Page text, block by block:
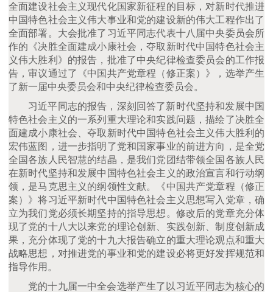
全面建设社会主义现代化国家新征程的目标，对新时代推进
中国特色社会主义伟大事业和党的建设新的伟大工程作出了
全面部署。大会批准了习近平同志代表十八届中央委员会所
作的《决胜全面建成小康社会，夺取新时代中国特色社会主
义伟大胜利》的报告，批准了中央纪律检查委员会的工作报
告，审议通过了《中国共产党章程（修正案）》，选举产生
了新一届中央委员会和中央纪律检查委员会。
习近平同志的报告，深刻回答了新时代坚持和发展中国
特色社会主义的一系列重大理论和实践问题，描绘了决胜全
面建成小康社会、夺取新时代中国特色社会主义伟大胜利的
宏伟蓝图，进一步指明了党和国家事业的前进方向，是全党
全国各族人民智慧的结晶，是我们党团结带领全国各族人民
在新时代坚持和发展中国特色社会主义的政治宣言和行动纲
领，是马克思主义的纲领性文献。《中国共产党章程（修正
案）》将习近平新时代中国特色社会主义思想写入党章，确
立为我们党必须长期坚持的指导思想。修改后的党章充分体
现了党的十八大以来党的理论创新、实践创新、制度创新成
果，充分体现了党的十九大报告确立的重大理论观点和重大
战略思想，对推进党的事业和党的建设必将更好发挥规范和
指导作用。
党的十九届一中全会选举产生了以习近平同志为核心的